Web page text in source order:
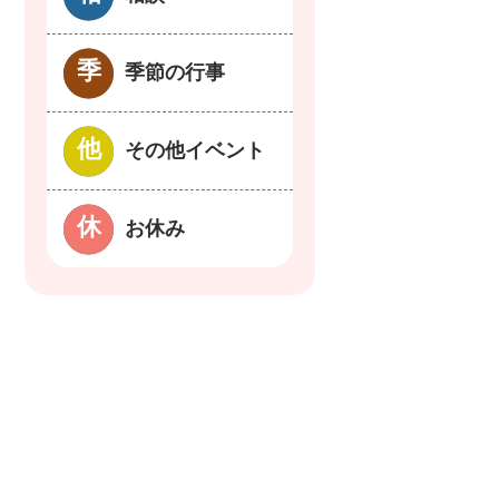
季節の行事
その他イベント
お休み